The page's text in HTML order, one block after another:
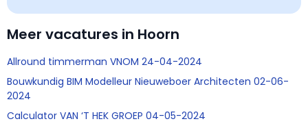
Meer vacatures in Hoorn
Allround timmerman VNOM 24-04-2024
Bouwkundig BIM Modelleur Nieuweboer Architecten 02-06-
2024
Calculator VAN ‘T HEK GROEP 04-05-2024